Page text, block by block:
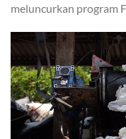
meluncurkan program